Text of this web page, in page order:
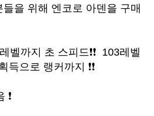
을 위해 엔코로 아덴을 구매
벨까지 초 스피드❗❗ 103레벨
득으로 랭커까지 ❗❗